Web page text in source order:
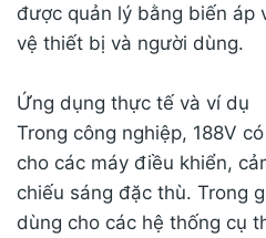
được quản lý bằng biến áp
vệ thiết bị và người dùng.
Ứng dụng thực tế và ví dụ
Trong công nghiệp, 188V
cho các máy điều khiển,
chiếu sáng đặc thù. Trong
dùng cho các hệ thống cụ